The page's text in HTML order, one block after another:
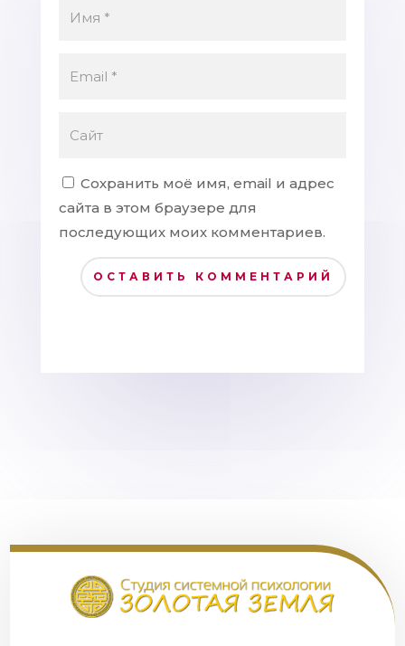
Сохранить моё имя, email и адрес
сайта в этом браузере для
последующих моих комментариев.
ОСТАВИТЬ КОММЕНТАРИЙ